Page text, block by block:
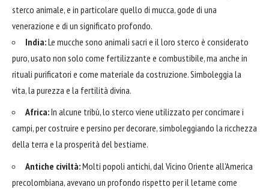
sterco animale, e in particolare quello di mucca, gode di una
venerazione e di un significato profondo.
India:Le mucche sono animali sacri e il loro sterco è considerato
puro, usato non solo come fertilizzante e combustibile, ma anche in
rituali purificatori e come materiale da costruzione. Simboleggia la
vita, la purezza e la fertilità divina.
Africa:In alcune tribù, lo sterco viene utilizzato per concimare i
campi, per costruire e persino per decorare, simboleggiando la ricchezza
della terra e la prosperità del bestiame.
Antiche civiltà:Molti popoli antichi, dal Vicino Oriente all'America
precolombiana, avevano un profondo rispetto per il letame come